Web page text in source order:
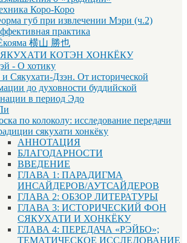
Коро-Коро
губ при извлечении Мэри (ч.2)
практика
横山 勝也
КОТЭН ХОНКЁКУ
- О хотику
Сякухати-Дзэн. От исторической
до духовности буддийской
в период Эдо
по колоколу: исследование передачи
сякухати хонкёку
АННОТАЦИЯ
БЛАГОДАРНОСТИ
ВВЕДЕНИЕ
ГЛАВА 1: ПАРАДИГМА
ИНСАЙДЕРОВ/АУТСАЙДЕРОВ
ГЛАВА 2: ОБЗОР ЛИТЕРАТУРЫ
ГЛАВА 3: ИСТОРИЧЕСКИЙ ФОН
СЯКУХАТИ И ХОНКЁКУ
ГЛАВА 4: ПЕРЕДАЧА «РЭЙБО»;
ТЕМАТИЧЕСКОЕ ИССЛЕДОВАНИЕ